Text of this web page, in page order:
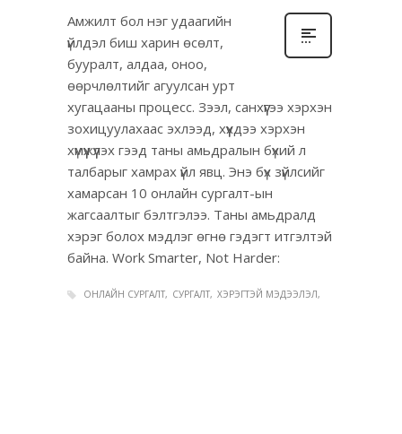
Амжилт бол нэг удаагийн
үйлдэл биш харин өсөлт,
бууралт, алдаа, оноо,
өөрчлөлтийг агуулсан урт
хугацааны процесс. Зээл, санхүүгээ хэрхэн
зохицуулахаас эхлээд, хүүхдээ хэрхэн
хүмүүжүүлэх гээд таны амьдралын бүхий л
талбарыг хамрах үйл явц. Энэ бүх зүйлсийг
хамарсан 10 онлайн сургалт-ын
жагсаалтыг бэлтгэлээ. Таны амьдралд
хэрэг болох мэдлэг өгнө гэдэгт итгэлтэй
байна. Work Smarter, Not Harder:
ОНЛАЙН СУРГАЛТ СУРГАЛТ ХЭРЭГТЭЙ МЭДЭЭЛЭЛ